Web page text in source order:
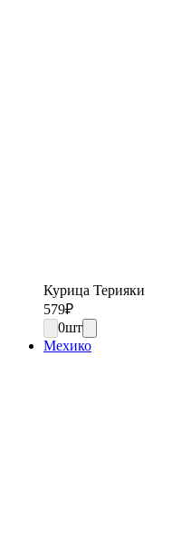
Курица Терияки
579₽
0шт
Мехико